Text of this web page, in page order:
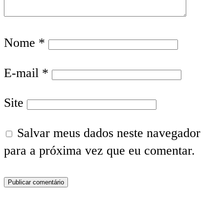
Nome *
E-mail *
Site
Salvar meus dados neste navegador
para a próxima vez que eu comentar.